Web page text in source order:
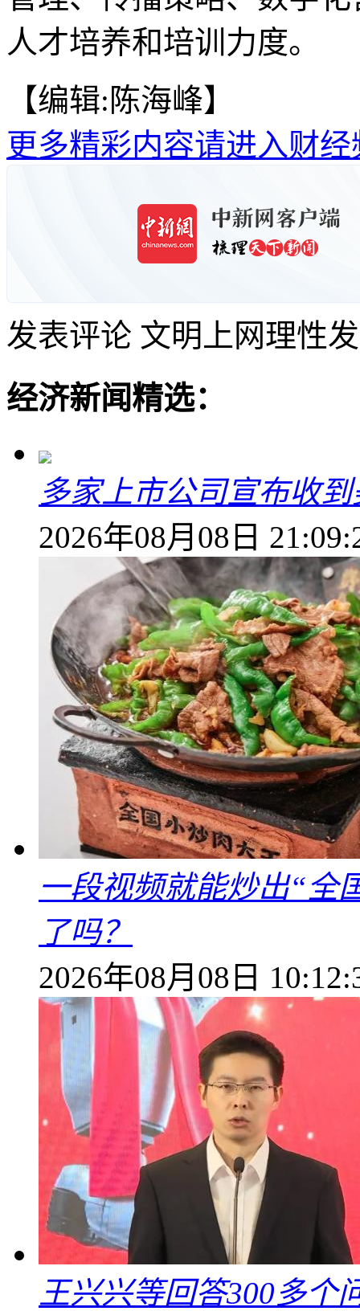
人才培养和培训力度。
【编辑:陈海峰】
更多精彩内容请进入财经
发表评论 文明上网理性
经济新闻精选：
多家上市公司宣布收
2026年08月08日
一段视频就能炒出“全
了吗？
2026年08月08日
王兴兴等回答300多个